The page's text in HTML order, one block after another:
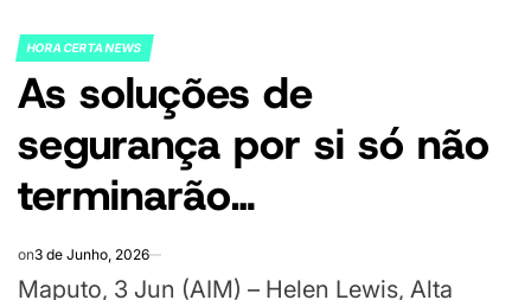
POSTED
IN
HORA CERTA NEWS
As soluções de
segurança por si só não
terminarão…
on3 de Junho, 2026
Maputo, 3 Jun (AIM) – Helen Lewis, Alta